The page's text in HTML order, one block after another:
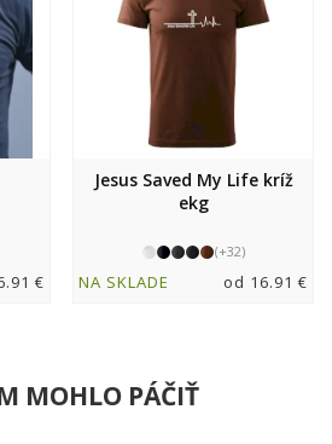
€
Jesus Saved My Life kríž
ekg
(+32)
NA SKLADE od 16.91 €
MOHLO PÁČIŤ